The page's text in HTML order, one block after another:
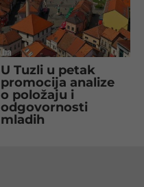
U Tuzli u petak
promocija analize
o položaju i
odgovornosti
mladih